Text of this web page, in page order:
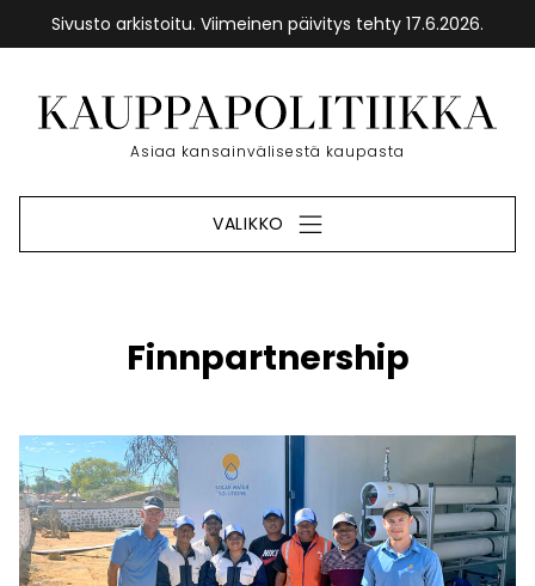
Sivusto arkistoitu. Viimeinen päivitys tehty 17.6.2026.
sisältöön
Etusivu
Asiaa kansainvälisestä kaupasta
VALIKKO
Finnpartnership